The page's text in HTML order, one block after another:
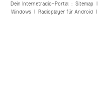
Dein Internetradio-Portal : Sitemap|
Windows| Radioplayer für Android|